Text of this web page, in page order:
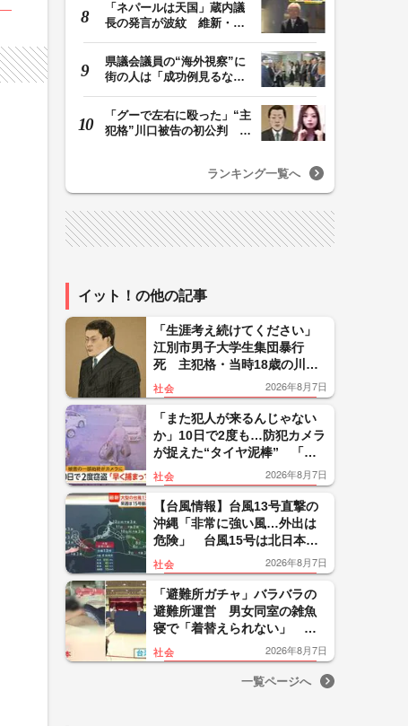
「ネパールは天国」蔵内議
長の発言が波紋 維新・吉
県議会議員の“海外視察”に
街の人は「成功例見るなら
「グーで左右に殴った」“主
犯格”川口被告の初公判 共
ランキング一覧へ
イット！の他の記事
「生涯考え続けてください」
江別市男子大学生集団暴行
死 主犯格・当時18歳の川口
侑斗被告に無期懲役の判決
「理不尽以外の何ものでもな
い」
社会 2026年8月7日
「また犯人が来るんじゃない
か」10日で2度も…防犯カメラ
が捉えた“タイヤ泥棒” 「レ
クサス純正アルミタイヤ」も
被害 「早く捕まって」
社会 2026年8月7日
【台風情報】台風13号直撃の
沖縄「非常に強い風…外出は
危険」 台風15号は北日本の
太平洋側上陸なら「非常に珍
しい」大雨に警戒
社会 2026年8月7日
「避難所ガチャ」バラバラの
避難所運営 男女同室の雑魚
寝で「着替えられない」 海
外では当日にテント設置の制
度設計【令和8年熊本地震】
社会 2026年8月7日
一覧ページへ